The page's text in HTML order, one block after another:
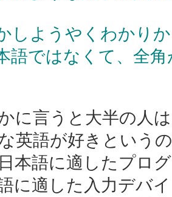
しようやくわかり
語ではなくて、全
に言うと大半の人
英語が好きという
本語に適したプロ
に適した入力デバ